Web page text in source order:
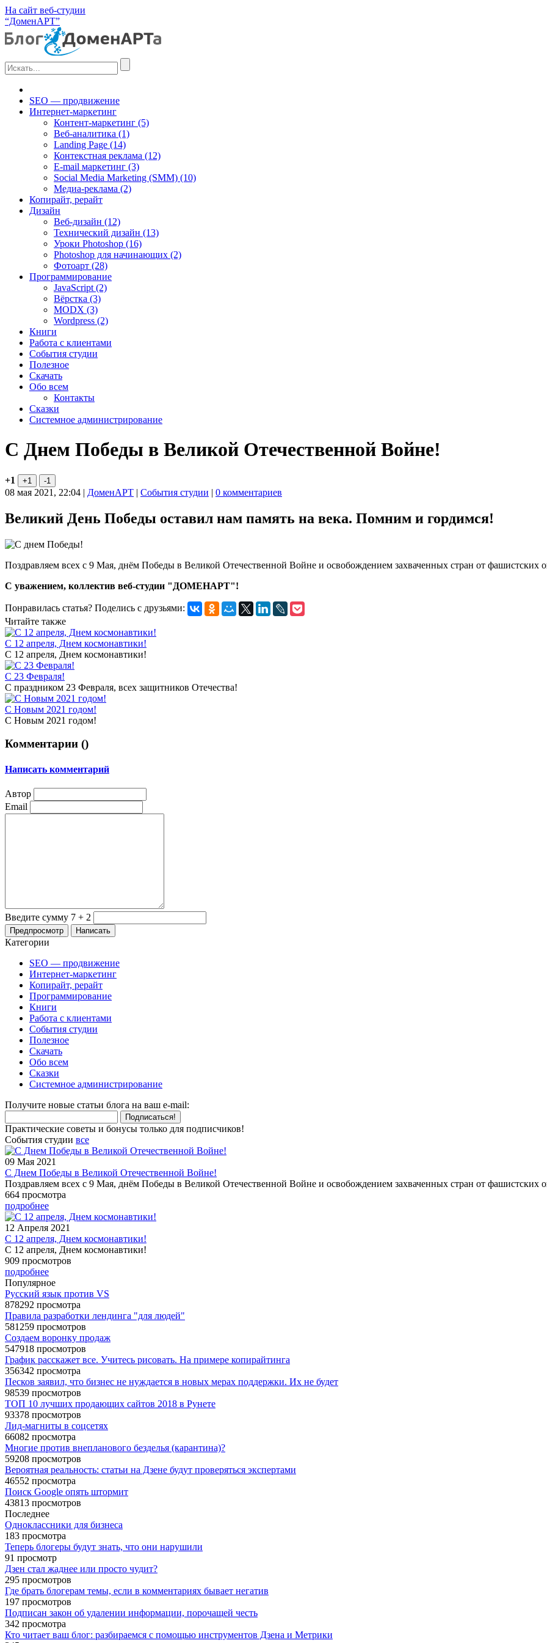
На сайт веб-студии
“ДоменАРТ”
SEO — продвижение
Интернет-маркетинг
Контент-маркетинг (5)
Веб-аналитика (1)
Landing Page (14)
Контекстная реклама (12)
E-mail маркетинг (3)
Social Media Marketing (SMM) (10)
Медиа-реклама (2)
Копирайт, рерайт
Дизайн
Веб-​дизайн (12)
Технический дизайн (13)
Уроки Pho­to­shop (16)
Pho­to­shop для начинающих (2)
Фотоарт (28)
Программирование
JavaScript (2)
Вёрстка (3)
MODX (3)
Word­press (2)
Книги
Работа с клиентами
События студии
Полезное
Скачать
Обо всем
Контакты
Сказки
Системное администрирование
С Днем Победы в Великой Отечественной Войне!
+1
08 мая 2021, 22:04 | ДоменАРТ | События студии | 0 комментариев
Великий День Победы оставил нам память на века. Помним и гордимся!
Поздравляем всех с 9 Мая, днём Победы в Великой Отечественной Войне и освобождением захваченных стран от фашистских
С уважением, коллектив веб-студии "ДОМЕНАРТ"!
Понравилась статья? Поделись с друзьями:
Читайте также
С 12 апреля, Днем космонавтики!
С 12 апреля, Днем космонавтики!
С 23 Февраля!
С праздником 23 Февраля, всех защитников Отечества!
С Новым 2021 годом!
С Новым 2021 годом!
Комментарии ()
Написать комментарий
Автор
Email
Введите сумму 7 + 2
Категории
SEO — продвижение
Интернет-маркетинг
Копирайт, рерайт
Программирование
Книги
Работа с клиентами
События студии
Полезное
Скачать
Обо всем
Сказки
Системное администрирование
Получите новые статьи блога на ваш e-mail:
Подписаться!
Практические советы и бонусы только для подписчиков!
События студии все
09 Мая 2021
С Днем Победы в Великой Отечественной Войне!
Поздравляем всех с 9 Мая, днём Победы в Великой Отечественной Войне и освобождением захваченных стран от фашистских
664 просмотра
подробнее
12 Апреля 2021
С 12 апреля, Днем космонавтики!
С 12 апреля, Днем космонавтики!
909 просмотров
подробнее
Популярное
Русский язык против VS
878292 просмотра
Правила разработки лендинга "для людей"
581259 просмотров
Создаем воронку продаж
547918 просмотров
График расскажет все. Учитесь рисовать. На примере копирайтинга
356342 просмотра
Песков заявил, что бизнес не нуждается в новых мерах поддержки. Их не будет
98539 просмотров
ТОП 10 лучших продающих сайтов 2018 в Рунете
93378 просмотров
Лид-магниты в соцсетях
66082 просмотра
Многие против внепланового безделья (карантина)?
59208 просмотров
Вероятная реальность: статьи на Дзене будут проверяться экспертами
46552 просмотра
Поиск Google опять штормит
43813 просмотров
Последнее
Одноклассники для бизнеса
183 просмотра
Теперь блогеры будут знать, что они нарушили
91 просмотр
Дзен стал жаднее или просто чудит?
295 просмотров
Где брать блогерам темы, если в комментариях бывает негатив
197 просмотров
Подписан закон об удалении информации, порочащей честь
342 просмотра
Кто читает ваш блог: разбираемся с помощью инструментов Дзена и Метрики